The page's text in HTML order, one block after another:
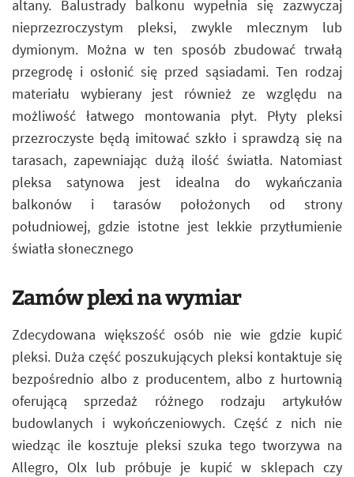
altany. Balustrady balkonu wypełnia się zazwyczaj
nieprzezroczystym pleksi, zwykle mlecznym lub
dymionym. Można w ten sposób zbudować trwałą
przegrodę i osłonić się przed sąsiadami. Ten rodzaj
materiału wybierany jest również ze względu na
możliwość łatwego montowania płyt. Płyty pleksi
przezroczyste będą imitować szkło i sprawdzą się na
tarasach, zapewniając dużą ilość światła. Natomiast
pleksa satynowa jest idealna do wykańczania
balkonów i tarasów położonych od strony
południowej, gdzie istotne jest lekkie przytłumienie
światła słonecznego
Zamów plexi na wymiar
Zdecydowana większość osób nie wie gdzie kupić
pleksi. Duża część poszukujących pleksi kontaktuje się
bezpośrednio albo z producentem, albo z hurtownią
oferującą sprzedaż różnego rodzaju artykułów
budowlanych i wykończeniowych. Część z nich nie
wiedząc ile kosztuje pleksi szuka tego tworzywa na
Allegro, Olx lub próbuje je kupić w sklepach czy